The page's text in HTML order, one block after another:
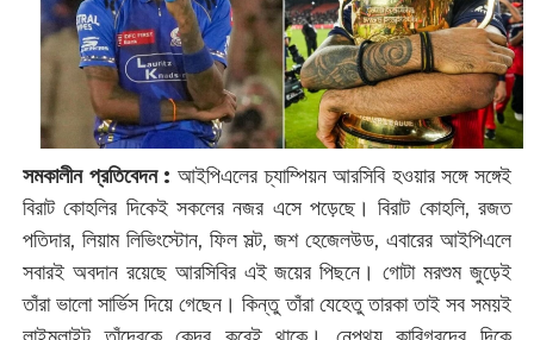
সমকালীন প্রতিবেদন : আইপিএলের চ্যাম্পিয়ন আরসিবি হওয়ার সঙ্গে সঙ্গেই
বিরাট কোহলির দিকেই সকলের নজর এসে পড়েছে। বিরাট কোহলি, রজত
পতিদার, লিয়াম লিভিংস্টোন, ফিল সল্ট, জশ হেজেলউড, এবারের আইপিএলে
সবারই অবদান রয়েছে আরসিবির এই জয়ের পিছনে। গোটা মরশুম জুড়েই
তাঁরা ভালো সার্ভিস দিয়ে গেছেন। কিন্তু তাঁরা যেহেতু তারকা তাই সব সময়ই